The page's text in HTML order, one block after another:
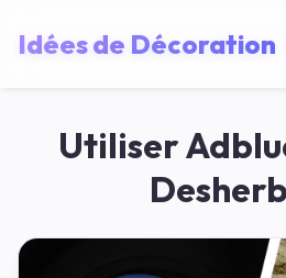
Idées de Décoration
Utiliser